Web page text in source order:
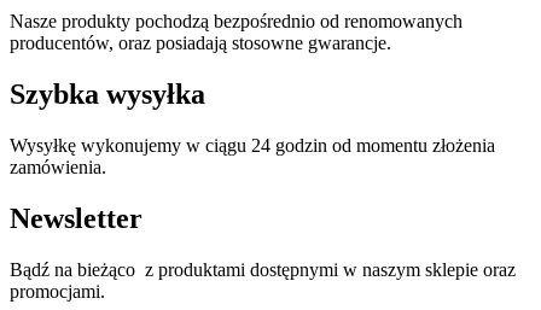
Nasze produkty pochodzą bezpośrednio od renomowanych
producentów, oraz posiadają stosowne gwarancje.
Szybka wysyłka
Wysyłkę wykonujemy w ciągu 24 godzin od momentu złożenia
zamówienia.
Newsletter
Bądź na bieżąco z produktami dostępnymi w naszym sklepie oraz
promocjami.